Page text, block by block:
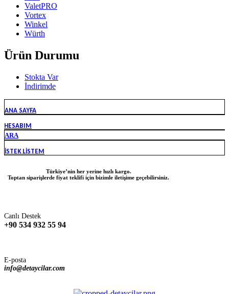
ValetPRO
Vortex
Winkel
Würth
Ürün Durumu
Stokta Var
İndirimde
ANA SAYFA
HESABIM
ARA
İSTEK LISTEM
Türkiye’nin her yerine hızlı kargo.
Toptan siparişlerde fiyat teklifi için bizimle iletişime geçebilirsiniz.
Canlı Destek
+90 534 932 55 94
E-posta
info@detaycilar.com